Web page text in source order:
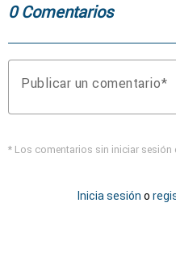
0 Comentarios
Publicar un comentario
* Los comentarios sin iniciar sesión
Inicia sesión o